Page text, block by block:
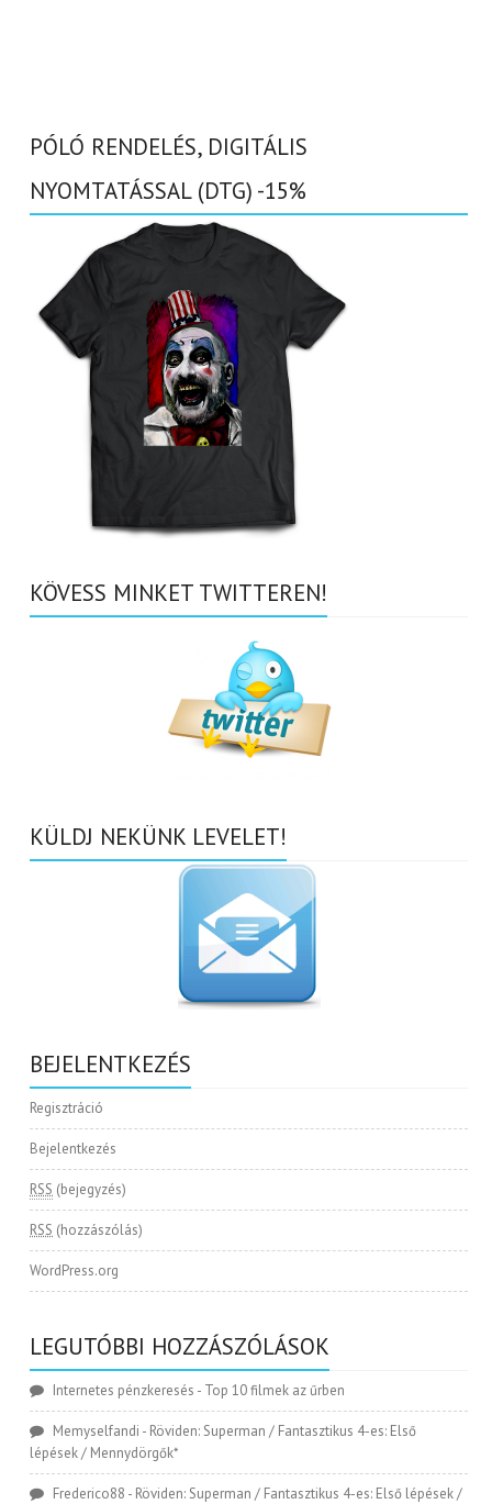
PÓLÓ RENDELÉS, DIGITÁLIS
NYOMTATÁSSAL (DTG) -15%
KÖVESS MINKET TWITTEREN!
KÜLDJ NEKÜNK LEVELET!
BEJELENTKEZÉS
Regisztráció
Bejelentkezés
RSS (bejegyzés)
RSS (hozzászólás)
WordPress.org
LEGUTÓBBI HOZZÁSZÓLÁSOK
Internetes pénzkeresés - Top 10 filmek az űrben
Memyselfandi - Röviden: Superman / Fantasztikus 4-es: Első
lépések / Mennydörgők*
Frederico88 - Röviden: Superman / Fantasztikus 4-es: Első lépések /